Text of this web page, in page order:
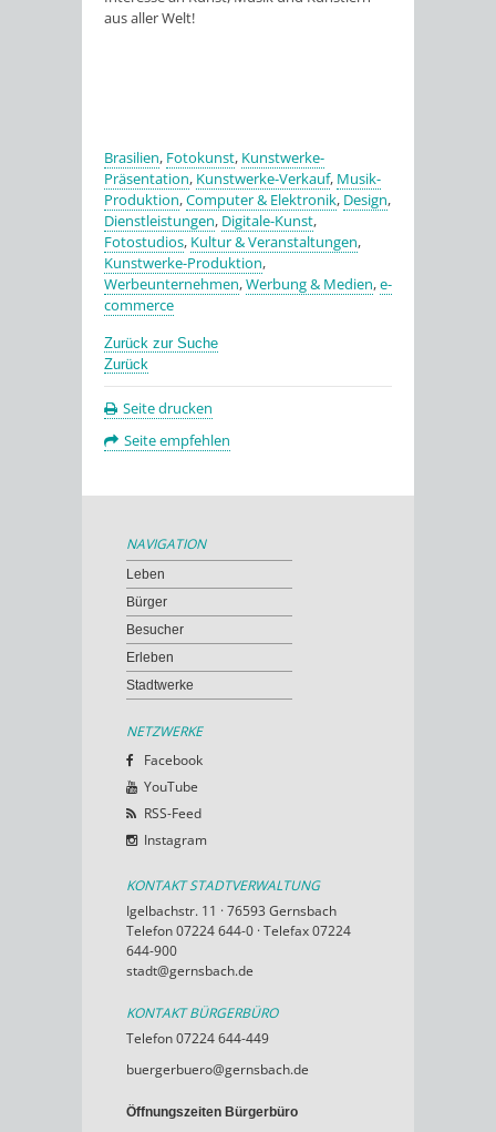
aus aller Welt!
Brasilien, Fotokunst, Kunstwerke-
Präsentation, Kunstwerke-Verkauf, Musik-
Produktion,Computer & Elektronik, Design,
Dienstleistungen, Digitale-Kunst,
Fotostudios, Kultur & Veranstaltungen,
Kunstwerke-Produktion,
Werbeunternehmen,Werbung & Medien,e-
commerce
Zurück zur Suche
Zurück
Seite drucken
Seite empfehlen
NAVIGATION
Leben
Bürger
Besucher
Erleben
Stadtwerke
NETZWERKE
Facebook
YouTube
RSS-Feed
Instagram
KONTAKT STADTVERWALTUNG
Igelbachstr. 11 · 76593 Gernsbach
Telefon 07224 644-0 · Telefax 07224
644-900
stadt@gernsbach.de
KONTAKT BÜRGERBÜRO
Telefon 07224 644-449
buergerbuero@gernsbach.de
Öffnungszeiten Bürgerbüro